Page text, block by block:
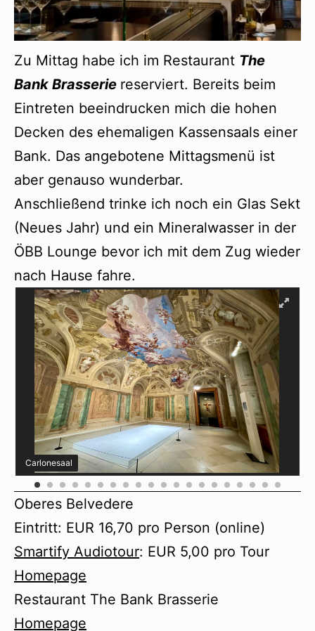
Zu Mittag habe ich im Restaurant The
Bank Brasserie reserviert. Bereits beim
Eintreten beeindrucken mich die hohen
Decken des ehemaligen Kassensaals einer
Bank. Das angebotene Mittagsmenü ist
aber genauso wunderbar.
Anschließend trinke ich noch ein Glas Sekt
(Neues Jahr) und ein Mineralwasser in der
ÖBB Lounge bevor ich mit dem Zug wieder
nach Hause fahre.
Carlonesaal
Oberes Belvedere
Eintritt: EUR 16,70 pro Person (online)
Smartify Audiotour: EUR 5,00 pro Tour
Homepage
Restaurant The Bank Brasserie
Homepage